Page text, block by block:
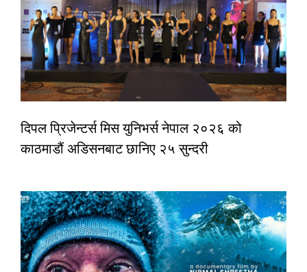
दिपल प्रिजेन्टर्स मिस युनिभर्स नेपाल २०२६ को
काठमाडौं अडिसनबाट छानिए २५ सुन्दरी